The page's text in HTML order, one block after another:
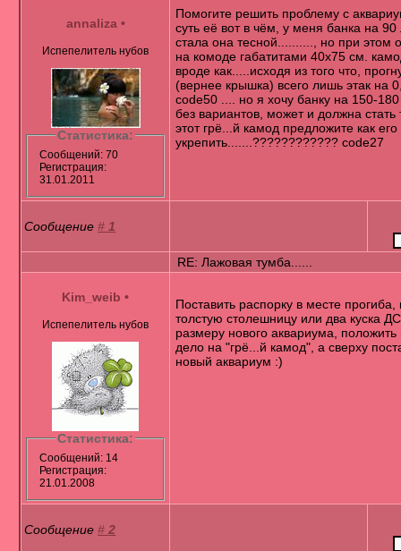
annaliza •
Испепелитель нубов
Статистика:
Сообщений: 70
Регистрация:
31.01.2011
Помогите решить проблему с
суть её вот в чём, у меня банка на
стала она тесной.........., но при этом
на комоде габатитами 40х75 см.
вроде как.....исходя из того что,
(вернее крышка) всего лишь этак на
code50 .... но я хочу банку на 150-
без вариантов, может и должна стать
этот грё...й камод предложите как его
укрепить.......???????????? code27
Сообщение# 1
RE: Лажовая тумба......
Kim_weib •
Испепелитель нубов
Статистика:
Сообщений: 14
Регистрация:
21.01.2008
Поставить распорку в месте прогиба,
толстую столешницу или два куска
размеру нового аквариума, положить
дело на "грё...й камод", а сверху
новый аквариум :)
Сообщение#2